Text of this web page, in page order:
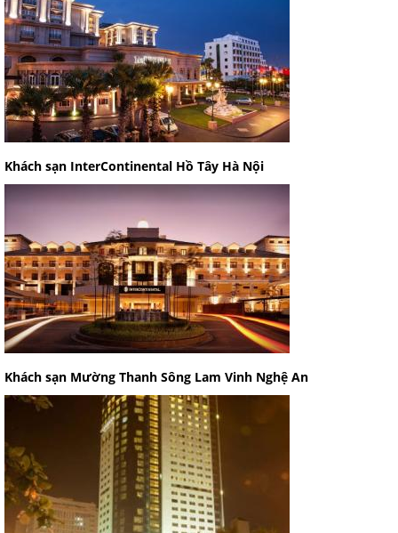
Khách sạn InterContinental Hồ Tây Hà Nội
Khách sạn Mường Thanh Sông Lam Vinh Nghệ An